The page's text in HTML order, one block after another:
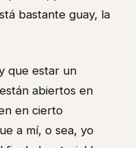
bastante guay, la
que estar un
abiertos en
en cierto
a mí, o sea, yo